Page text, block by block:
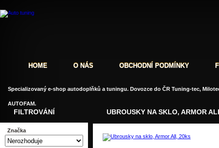
UBROUSKY NA SKLO, ARMOR
FILTROVÁNÍ
Značka
HOME O NÁS OBCHODNÍ PODMÍNKY
Specializovaný e-shop autodoplňků a tuningu. Dovozce do ČR Tuning-tec,
AUTOFAM.